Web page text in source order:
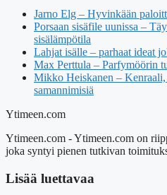
Jarno Elg – Hyvinkään
Porsaan sisäfile uunissa –
sisälämpötila
Lahjat isälle – parhaat ideat
Max Perttula – Parfymöörin
Mikko Heiskanen –
samannimisiä
Ytimeen.com
Ytimeen.com - Ytimeen.com on
joka syntyi pienen tutkivan
Lisää luettavaa